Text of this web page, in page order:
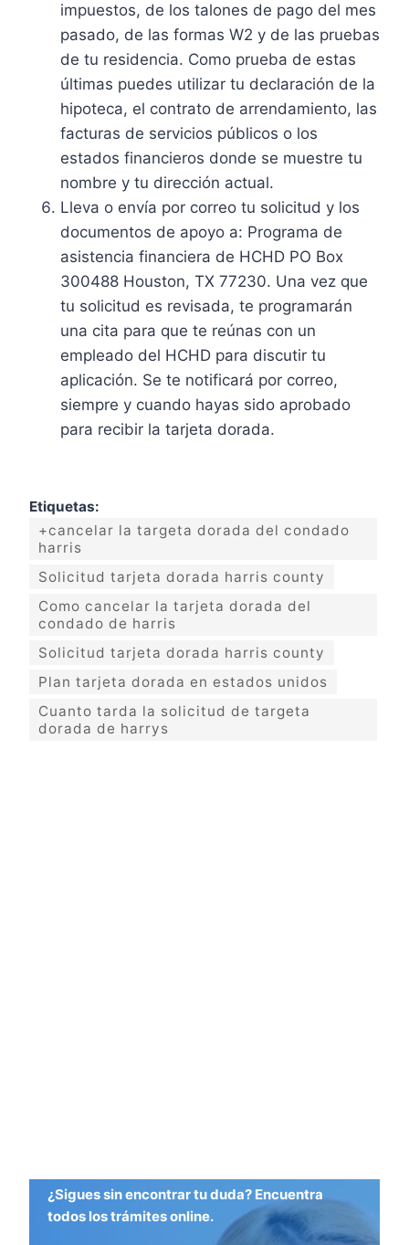
impuestos, de los talones de pago del mes
pasado, de las formas W2 y de las pruebas
de tu residencia. Como prueba de estas
últimas puedes utilizar tu declaración de la
hipoteca, el contrato de arrendamiento, las
facturas de servicios públicos o los
estados financieros donde se muestre tu
nombre y tu dirección actual.
Lleva o envía por correo tu solicitud y los
documentos de apoyo a: Programa de
asistencia financiera de HCHD PO Box
300488 Houston, TX 77230. Una vez que
tu solicitud es revisada, te programarán
una cita para que te reúnas con un
empleado del HCHD para discutir tu
aplicación. Se te notificará por correo,
siempre y cuando hayas sido aprobado
para recibir la tarjeta dorada.
Etiquetas:
+cancelar la targeta dorada del condado
harris
Solicitud tarjeta dorada harris county
Como cancelar la tarjeta dorada del
condado de harris
Solicitud tarjeta dorada harris county
Plan tarjeta dorada en estados unidos
Cuanto tarda la solicitud de targeta
dorada de harrys
¿Sigues sin encontrar tu duda? Encuentra
todos los trámites online.